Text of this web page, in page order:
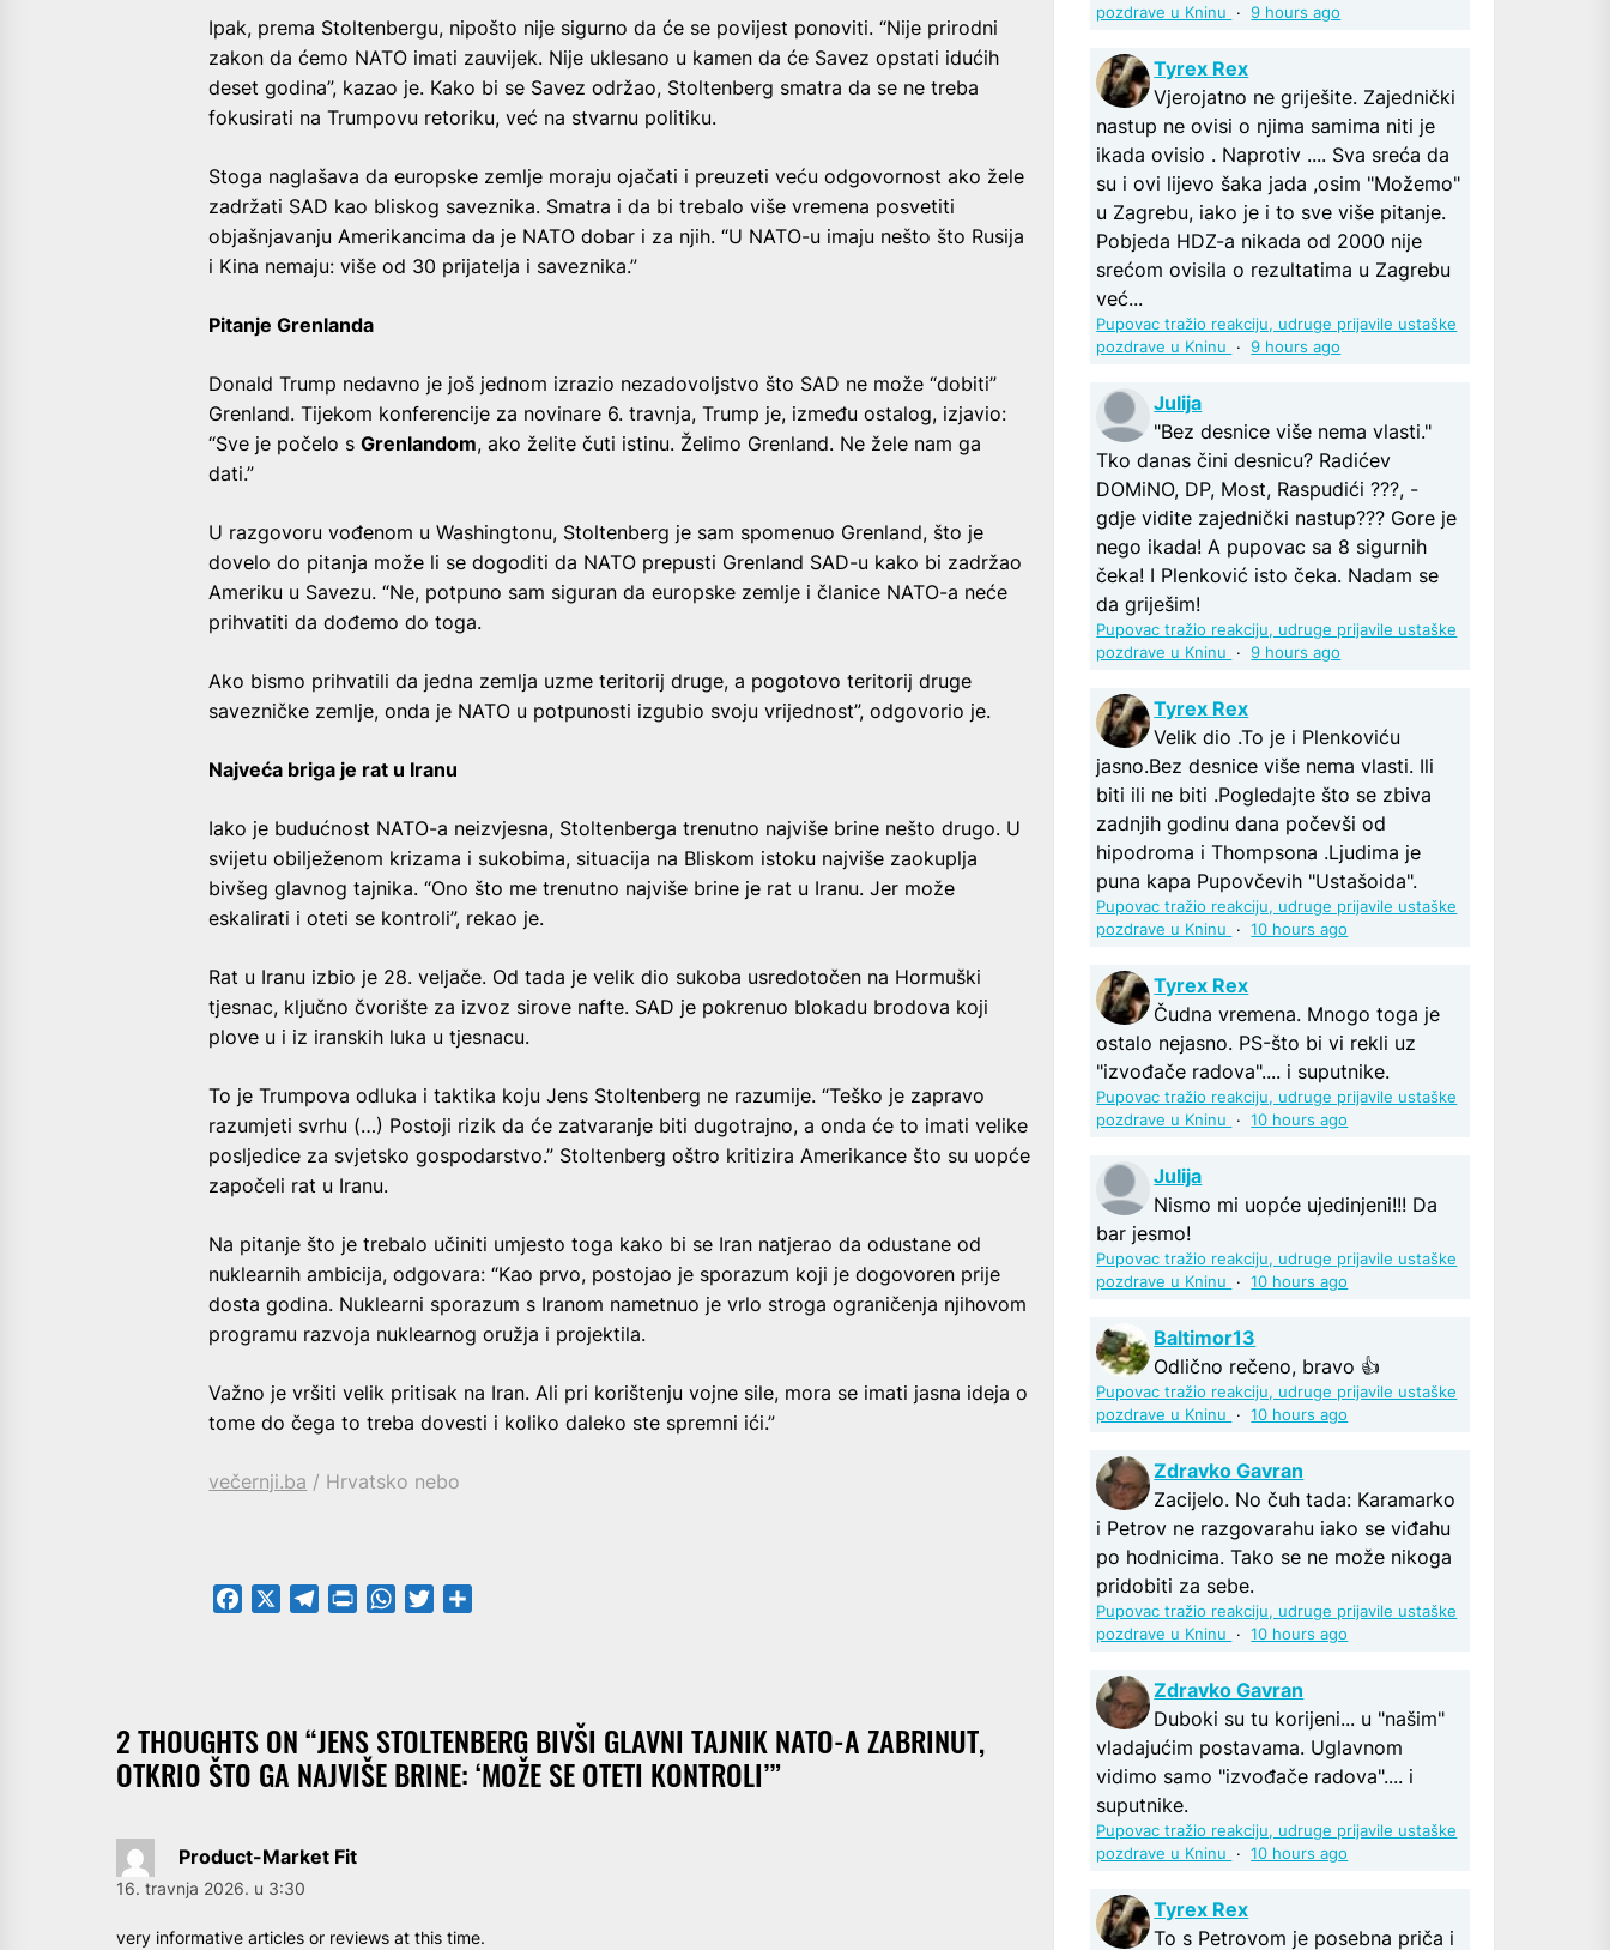
Ipak, prema Stoltenbergu, nipošto nije sigurno da će se povijest ponoviti. “Nije prirodni
zakon da ćemo NATO imati zauvijek. Nije uklesano u kamen da će Savez opstati idućih
deset godina”, kazao je. Kako bi se Savez održao, Stoltenberg smatra da se ne treba
fokusirati na Trumpovu retoriku, već na stvarnu politiku.
Stoga naglašava da europske zemlje moraju ojačati i preuzeti veću odgovornost ako žele
zadržati SAD kao bliskog saveznika. Smatra i da bi trebalo više vremena posvetiti
objašnjavanju Amerikancima da je NATO dobar i za njih. “U NATO-u imaju nešto što Rusija
i Kina nemaju: više od 30 prijatelja i saveznika.”
Pitanje Grenlanda
Donald Trump nedavno je još jednom izrazio nezadovoljstvo što SAD ne može “dobiti”
Grenland. Tijekom konferencije za novinare 6. travnja, Trump je, između ostalog, izjavio:
“Sve je počelo sGrenlandom, ako želite čuti istinu. Želimo Grenland. Ne žele nam ga
dati.”
U razgovoru vođenom u Washingtonu, Stoltenberg je sam spomenuo Grenland, što je
dovelo do pitanja može li se dogoditi da NATO prepusti Grenland SAD-u kako bi zadržao
Ameriku u Savezu. “Ne, potpuno sam siguran da europske zemlje i članice NATO-a neće
prihvatiti da dođemo do toga.
Ako bismo prihvatili da jedna zemlja uzme teritorij druge, a pogotovo teritorij druge
savezničke zemlje, onda je NATO u potpunosti izgubio svoju vrijednost”, odgovorio je.
Najveća briga je rat u Iranu
Iako je budućnost NATO-a neizvjesna, Stoltenberga trenutno najviše brine nešto drugo. U
svijetu obilježenom krizama i sukobima, situacija na Bliskom istoku najviše zaokuplja
bivšeg glavnog tajnika. “Ono što me trenutno najviše brine je rat u Iranu. Jer može
eskalirati i oteti se kontroli”, rekao je.
Rat u Iranu izbio je 28. veljače. Od tada je velik dio sukoba usredotočen na Hormuški
tjesnac, ključno čvorište za izvoz sirove nafte. SAD je pokrenuo blokadu brodova koji
plove u i iz iranskih luka u tjesnacu.
To je Trumpova odluka i taktika koju Jens Stoltenberg ne razumije. “Teško je zapravo
razumjeti svrhu (…) Postoji rizik da će zatvaranje biti dugotrajno, a onda će to imati velike
posljedice za svjetsko gospodarstvo.” Stoltenberg oštro kritizira Amerikance što su uopće
započeli rat u Iranu.
Na pitanje što je trebalo učiniti umjesto toga kako bi se Iran natjerao da odustane od
nuklearnih ambicija, odgovara: “Kao prvo, postojao je sporazum koji je dogovoren prije
dosta godina. Nuklearni sporazum s Iranom nametnuo je vrlo stroga ograničenja njihovom
programu razvoja nuklearnog oružja i projektila.
Važno je vršiti velik pritisak na Iran. Ali pri korištenju vojne sile, mora se imati jasna ideja o
tome do čega to treba dovesti i koliko daleko ste spremni ići.”
večernji.ba / Hrvatsko nebo
FacebookTelegramPrintFriendly
WhatsApp
Twitter
2 THOUGHTS ON “JENS STOLTENBERG BIVŠI GLAVNI TAJNIK NATO-A ZABRINUT,
OTKRIO ŠTO GA NAJVIŠE BRINE: ‘MOŽE SE OTETI KONTROLI’”
Product-Market Fit
16. travnja 2026. u 3:30
very informative articles or reviews at this time.
pozdrave u Kninu
·9 hours ago
Tyrex Rex
Vjerojatno ne griješite. Zajednički
nastup ne ovisi o njima samima niti je
ikada ovisio . Naprotiv .... Sva sreća da
su i ovi lijevo šaka jada ,osim "Možemo"
u Zagrebu, iako je i to sve više pitanje.
Pobjeda HDZ-a nikada od 2000 nije
srećom ovisila o rezultatima u Zagrebu
već...
Pupovac tražio reakciju, udruge prijavile ustaške
pozdrave u Kninu
·9 hours ago
Julija
"Bez desnice više nema vlasti."
Tko danas čini desnicu? Radićev
DOMiNO, DP, Most, Raspudići ???, -
gdje vidite zajednički nastup??? Gore je
nego ikada! A pupovac sa 8 sigurnih
čeka! I Plenković isto čeka. Nadam se
da griješim!
Pupovac tražio reakciju, udruge prijavile ustaške
pozdrave u Kninu
·9 hours ago
Tyrex Rex
Velik dio .To je i Plenkoviću
jasno.Bez desnice više nema vlasti. Ili
biti ili ne biti .Pogledajte što se zbiva
zadnjih godinu dana počevši od
hipodroma i Thompsona .Ljudima je
puna kapa Pupovčevih "Ustašoida".
Pupovac tražio reakciju, udruge prijavile ustaške
pozdrave u Kninu
·10 hours ago
Tyrex Rex
Čudna vremena. Mnogo toga je
ostalo nejasno. PS-što bi vi rekli uz
"izvođače radova".... i suputnike.
Pupovac tražio reakciju, udruge prijavile ustaške
pozdrave u Kninu
·10 hours ago
Julija
Nismo mi uopće ujedinjeni!!! Da
bar jesmo!
Pupovac tražio reakciju, udruge prijavile ustaške
pozdrave u Kninu
·10 hours ago
Baltimor13
Odlično rečeno, bravo 👍
Pupovac tražio reakciju, udruge prijavile ustaške
pozdrave u Kninu
·10 hours ago
Zdravko Gavran
Zacijelo. No čuh tada: Karamarko
i Petrov ne razgovarahu iako se viđahu
po hodnicima. Tako se ne može nikoga
pridobiti za sebe.
Pupovac tražio reakciju, udruge prijavile ustaške
pozdrave u Kninu
·10 hours ago
Zdravko Gavran
Duboki su tu korijeni... u "našim"
vladajućim postavama. Uglavnom
vidimo samo "izvođače radova".... i
suputnike.
Pupovac tražio reakciju, udruge prijavile ustaške
pozdrave u Kninu
·10 hours ago
Tyrex Rex
To s Petrovom je posebna priča i